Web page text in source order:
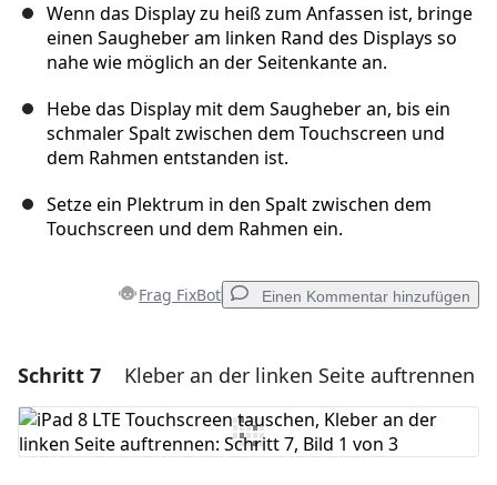
Wenn das Display zu heiß zum Anfassen ist, bringe
einen Saugheber am linken Rand des Displays so
nahe wie möglich an der Seitenkante an.
Hebe das Display mit dem Saugheber an, bis ein
schmaler Spalt zwischen dem Touchscreen und
dem Rahmen entstanden ist.
Setze ein Plektrum in den Spalt zwischen dem
Touchscreen und dem Rahmen ein.
Frag FixBot Einen Kommentar hinzufügen
Einen Kommentar hinzufügen
Kommentar hinzufügen
Schritt 7 Kleber an der linken Seite auftrennen